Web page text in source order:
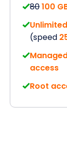
80100
Unlimited
(speed
access
Root